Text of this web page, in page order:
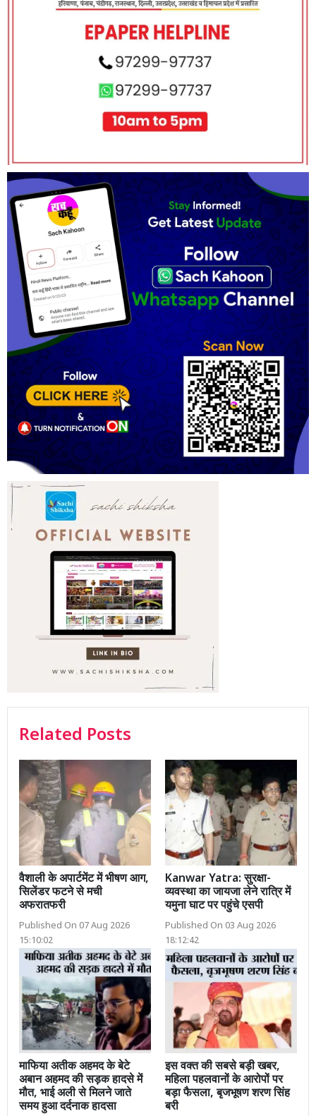
Related Posts
वैशाली के अपार्टमेंट में भीषण आग,
सिलेंडर फटने से मची
अफरातफरी
Published On 07 Aug 2026
15:10:02
Kanwar Yatra: सुरक्षा-
व्यवस्था का जायजा लेने रात्रि में
यमुना घाट पर पहुंचे एसपी
Published On 03 Aug 2026
18:12:42
माफिया अतीक अहमद के बेटे
अबान अहमद की सड़क हादसे में
मौत, भाई अली से मिलने जाते
समय हुआ दर्दनाक हादसा
इस वक्त की सबसे बड़ी खबर,
महिला पहलवानों के आरोपों पर
बड़ा फैसला, बृजभूषण शरण सिंह
बरी